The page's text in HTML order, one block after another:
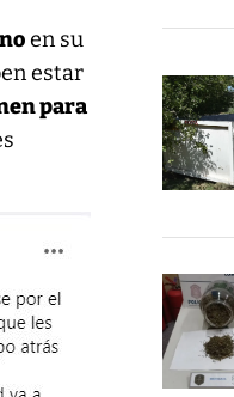
en su
estar
para